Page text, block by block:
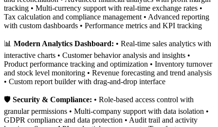
tracking • Multi-currency support with real-time exchange rates •
Tax calculation and compliance management • Advanced reporting
with custom dashboards • Performance metrics and KPI tracking
📊 Modern Analytics Dashboard: • Real-time sales analytics with
interactive charts • Customer behavior analysis and insights •
Product performance tracking and optimization • Inventory turnover
and stock level monitoring • Revenue forecasting and trend analysis
• Custom report builder with drag-and-drop interface
🛡️ Security & Compliance: • Role-based access control with
granular permissions • Multi-company support with data isolation •
GDPR compliance and data protection • Audit trail and activity